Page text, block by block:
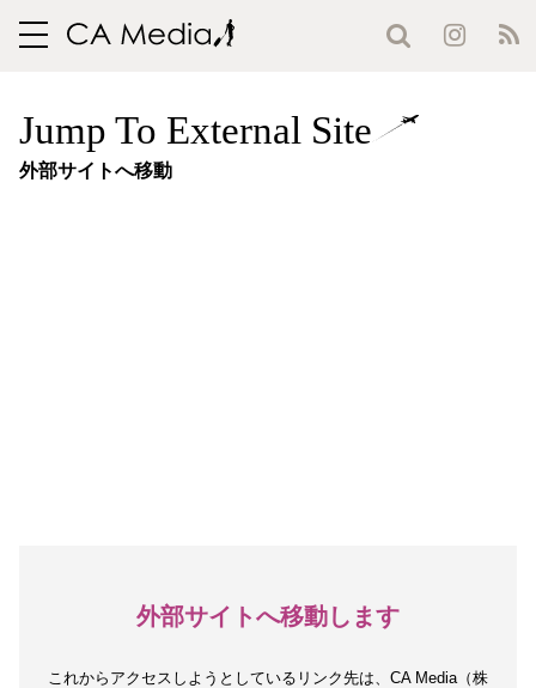
toggle
Jump To External Site
外部サイトへ移動
外部サイトへ移動します
これからアクセスしようとしているリンク先は、 CA Media（株